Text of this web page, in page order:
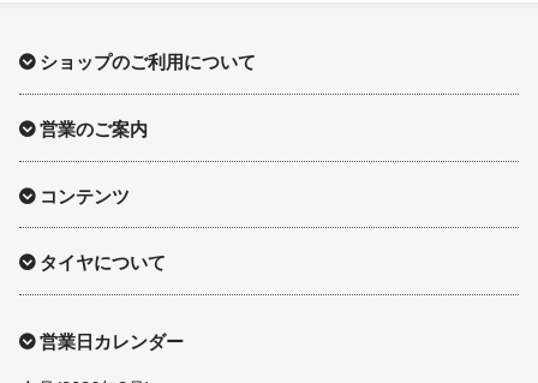
ショップのご利用について
営業のご案内
コンテンツ
タイヤについて
営業日カレンダー